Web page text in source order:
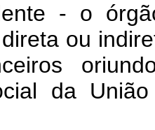
- o
ou
da